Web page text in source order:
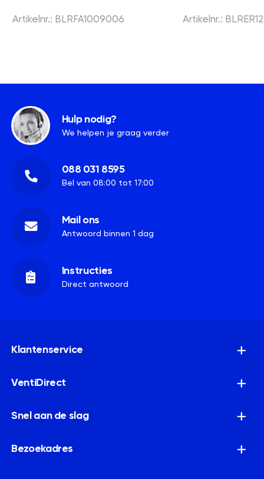
Artikelnr.: BLRFA1009006 Artikelnr.:
Hulp nodig?
We helpen je graag verder
088 031 8595
Bel van 08:00 tot 17:00
Mail ons
Antwoord binnen 1 dag
Instructies
Direct antwoord
Klantenservice
VentiDirect
Snel aan de slag
Bezoekadres